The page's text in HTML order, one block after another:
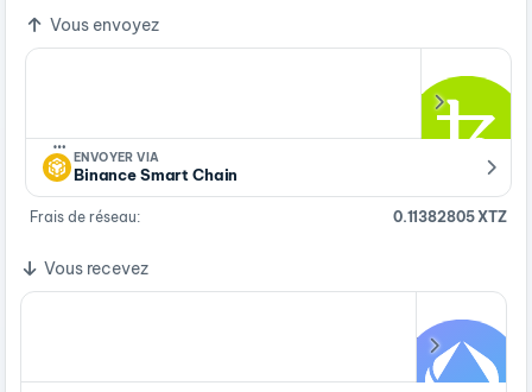
Vous envoyez
…
ENVOYER VIA
Binance Smart Chain
Frais de réseau: 0.11382805 XTZ
Vous recevez